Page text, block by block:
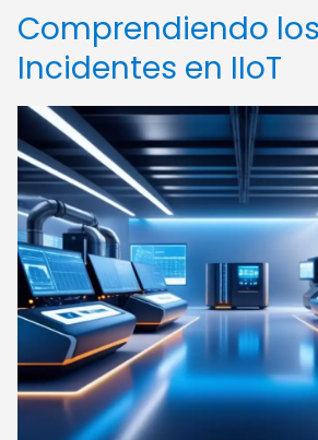
Comprendiendo los
Incidentes en IIoT